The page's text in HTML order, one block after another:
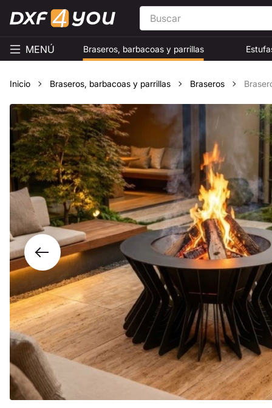
MENÚ Braseros, barbacoas y parrillas
Inicio Braseros, barbacoas y parrillas Braseros